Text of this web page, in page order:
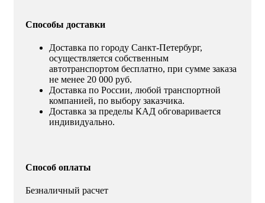
Способы доставки
Доставка по городу Санкт-Петербург,
осуществляется собственным
автотранспортом бесплатно, при сумме заказа
не менее 20 000 руб.
Доставка по России, любой транспортной
компанией, по выбору заказчика.
Доставка за пределы КАД обговаривается
индивидуально.
Способ оплаты
Безналичный расчет